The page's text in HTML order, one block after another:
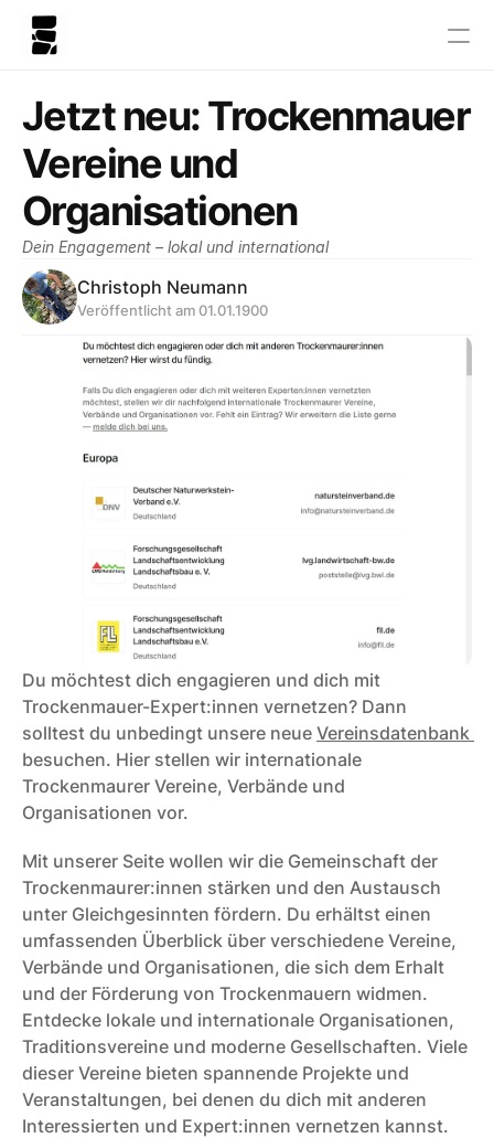
Jetzt neu: Trockenmauer
Vereine und
Organisationen
Dein Engagement – lokal und international
Christoph Neumann
Veröffentlicht am 01.01.1900
Du möchtest dich engagieren und dich mit
Trockenmauer-Expert:innen vernetzen? Dann
solltest du unbedingt unsere neue
besuchen. Hier stellen wir internationale
Trockenmaurer Vereine, Verbände und
Organisationen vor.
Mit unserer Seite wollen wir die Gemeinschaft der
Trockenmaurer:innen stärken und den Austausch
unter Gleichgesinnten fördern. Du erhältst einen
umfassenden Überblick über verschiedene Vereine,
Verbände und Organisationen, die sich dem Erhalt
und der Förderung von Trockenmauern widmen.
Entdecke lokale und internationale Organisationen,
Traditionsvereine und moderne Gesellschaften. Viele
dieser Vereine bieten spannende Projekte und
Veranstaltungen, bei denen du dich mit anderen
Interessierten und Expert:innen vernetzen kannst.